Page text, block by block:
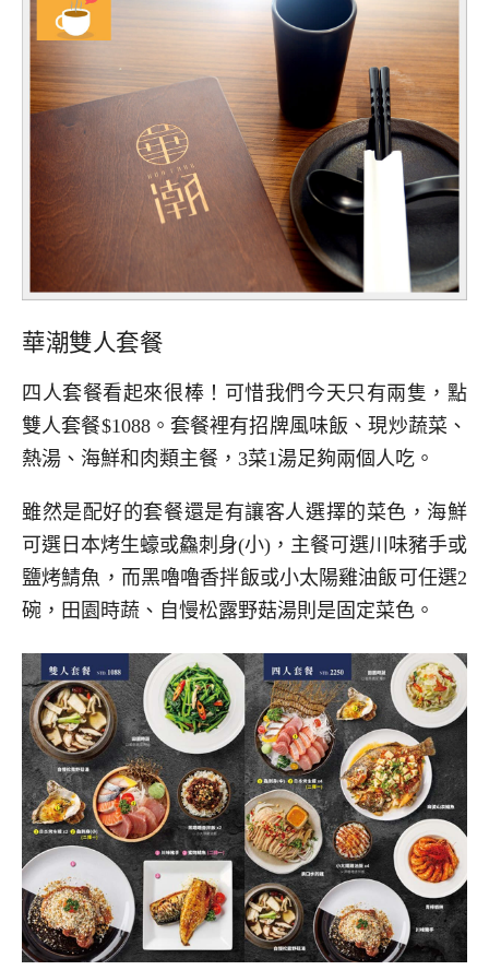
華潮雙人套餐
四人套餐看起來很棒！可惜我們今天只有兩隻，點
雙人套餐$1088。套餐裡有招牌風味飯、現炒蔬菜、
熱湯、海鮮和肉類主餐，3菜1湯足夠兩個人吃。
雖然是配好的套餐還是有讓客人選擇的菜色，海鮮
可選日本烤生蠔或鱻刺身(小)，主餐可選川味豬手或
鹽烤鯖魚，而黑嚕嚕香拌飯或小太陽雞油飯可任選2
碗，田園時蔬、自慢松露野菇湯則是固定菜色。